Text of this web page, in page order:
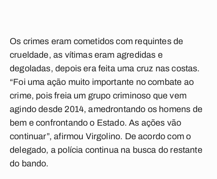
Os crimes eram cometidos com requintes de
crueldade, as vítimas eram agredidas e
degoladas, depois era feita uma cruz nas costas.
“Foi uma ação muito importante no combate ao
crime, pois freia um grupo criminoso que vem
agindo desde 2014, amedrontando os homens de
bem e confrontando o Estado. As ações vão
continuar”, afirmou Virgolino. De acordo com o
delegado, a polícia continua na busca do restante
do bando.